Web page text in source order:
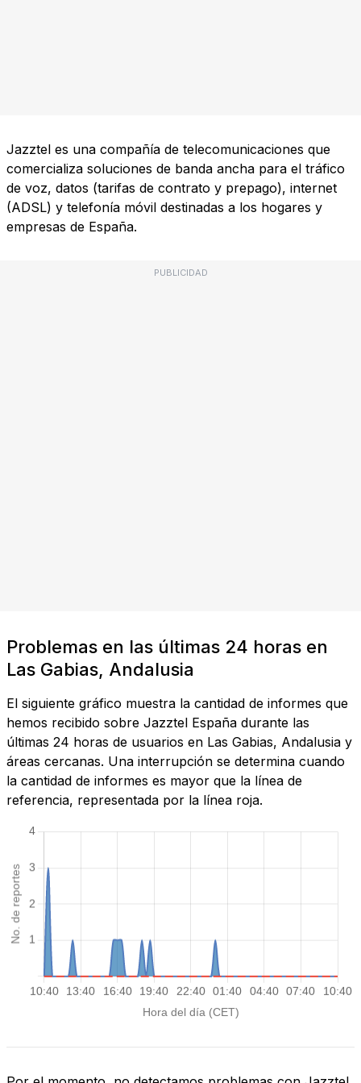
Jazztel es una compañía de telecomunicaciones que
comercializa soluciones de banda ancha para el tráfico
de voz, datos (tarifas de contrato y prepago), internet
(ADSL) y telefonía móvil destinadas a los hogares y
empresas de España.
PUBLICIDAD
Problemas en las últimas 24 horas en
Las Gabias, Andalusia
El siguiente gráfico muestra la cantidad de informes que
hemos recibido sobre Jazztel España durante las
últimas 24 horas de usuarios en Las Gabias, Andalusia y
áreas cercanas. Una interrupción se determina cuando
la cantidad de informes es mayor que la línea de
referencia, representada por la línea roja.